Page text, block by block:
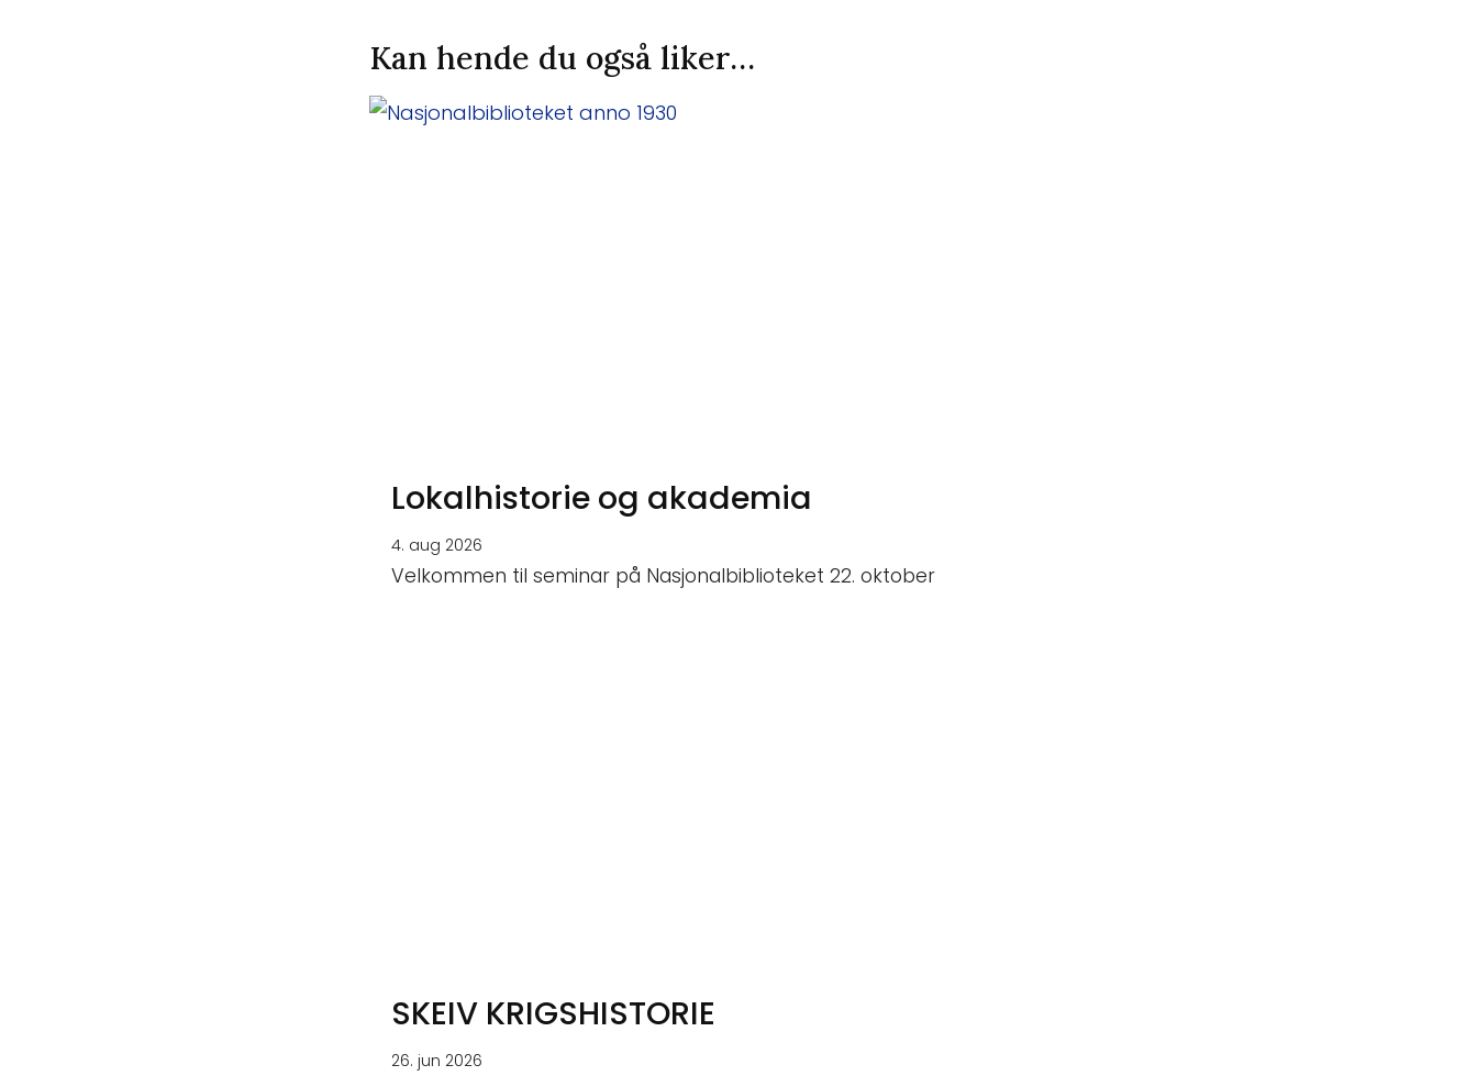
Kan hende du også liker…
Lokalhistorie og akademia
4. aug 2026
Velkommen til seminar på Nasjonalbiblioteket 22. oktober
SKEIV KRIGSHISTORIE
26. jun 2026